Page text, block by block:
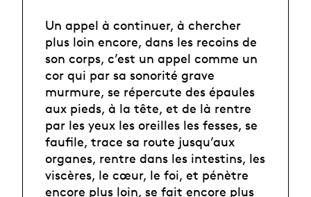
Un appel à continuer, à chercher
plus loin encore, dans les recoins de
son corps, c’est un appel comme un
cor qui par sa sonorité grave
murmure, se répercute des épaules
aux pieds, à la tête, et de là rentre
par les yeux les oreilles les fesses, se
faufile, trace sa route jusqu’aux
organes, rentre dans les intestins, les
viscères, le cœur, le foi, et pénètre
encore plus loin, se fait encore plus